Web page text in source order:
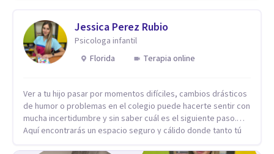
Jessica Perez Rubio
Psicologa infantil
Florida
Terapia online
Ver a tu hijo pasar por momentos difíciles, cambios drásticos
de humor o problemas en el colegio puede hacerte sentir con
mucha incertidumbre y sin saber cuál es el siguiente paso.
Aquí encontrarás un espacio seguro y cálido donde tanto tú